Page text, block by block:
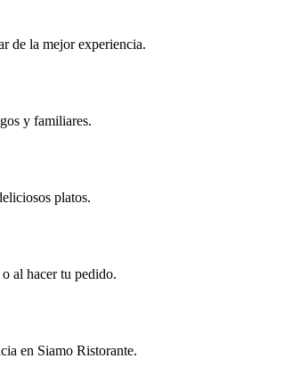
de la mejor experiencia.
y familiares.
platos.
al hacer tu pedido.
en Siamo Ristorante.